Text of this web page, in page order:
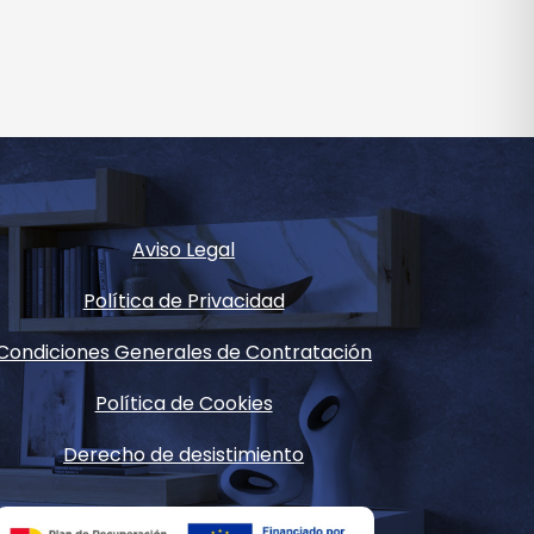
Aviso Legal
Política de Privacidad
Generales de Contratación
Política de Cookies
Derecho de desistimiento